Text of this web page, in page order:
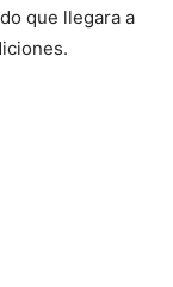
que llegara a